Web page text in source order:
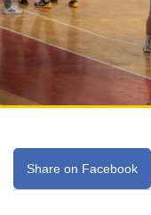
Share on Facebook